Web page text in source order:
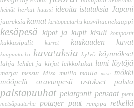
heinät herkut huussi ideoita istutuksia Japani
juureksia kamat kantopuutarha kasvihuonekaappi
kesäpesä kipot ja kupit kisuli kompostit
kukkasipulit kurret kuukauden kuvat
kuupuutarha kuvatuksia kylvö köynnökset
lahja lehdet ja kirjat leikkokukat lumi löytöjä
marjat messut Miso muilla mailla musa
mökki
mööpelit
oravanpesä ostokset palsta
palstapuuhat pelargonit pensaat pieni
metsäpuutarha
potager puut remppa retkellä